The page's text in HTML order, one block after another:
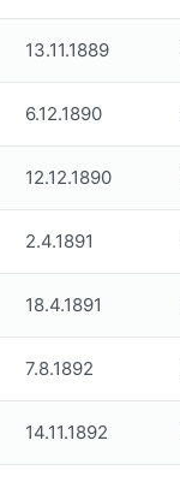
13.11.1889
6.12.1890
12.12.1890
2.4.1891
18.4.1891
7.8.1892
14.11.1892